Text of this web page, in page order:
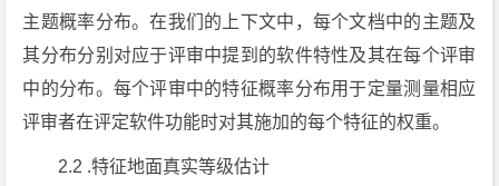
主题概率分布。在我们的上下文中，每个文档中的主题及
其分布分别对应于评审中提到的软件特性及其在每个评审
中的分布。每个评审中的特征概率分布用于定量测量相应
评审者在评定软件功能时对其施加的每个特征的权重。
2.2 .特征地面真实等级估计